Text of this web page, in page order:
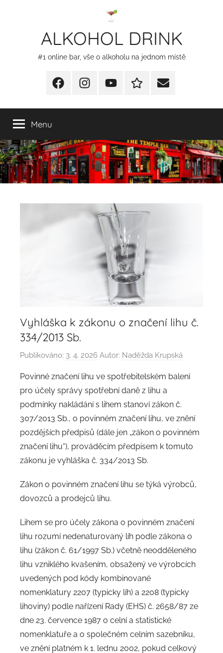
ALKOHOL DRINK
#1 online bar, vše o alkoholu na jednom místě
FacebookInstagram
YT
Redakční
E-
Menu
Vyhláška k zákonu o značení lihu č.
334/2013 Sb.
Publikováno: 3. 4. 2026 Autor: Naděžda Krupská
​​Povinné značení lihu ve spotřebitelském balení
pro účely správy spotřební daně z lihu a
podmínky nakládání s lihem stanoví zákon č.
307/2013 Sb., o povinném značení lihu, ve znění
pozdějších předpisů (dále jen „zákon o povinném
značení lihu“), prováděcím předpisem k tomuto
zákonu je vyhláška č. 334/2013 Sb.
Zákon o povinném značení lihu se týká výrobců,
dovozců a prodejců lihu.
Lihem se pro účely zákona o povinném značení
lihu rozumí nedenaturovaný líh podle zákona o
lihu (zákon č. 61/1997 Sb.) včetně neodděleného
lihu vzniklého kvašením, obsažený ve výrobcích
uvedených pod kódy kombinované
nomenklatury 2207 (typicky líh) a 2208 (typicky
lihoviny) podle nařízení Rady (EHS) č. 2658/87 ze
dne 23. července 1987 o celní a statistické
nomenklatuře a o společném celním sazebníku,
ve znění platném k 1. lednu 2002, pokud celkový